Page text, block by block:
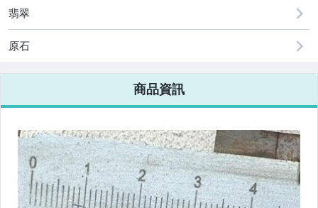
翡翠
原石
商品資訊